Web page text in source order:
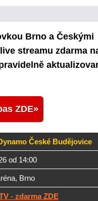
Brno a Českými
streamu zdarma
ZDE
České Budějovice
od 14:00
Brno
- zdarma ZDE